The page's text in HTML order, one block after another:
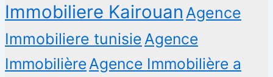
Immobiliere Kairouan Agence
Immobiliere tunisie Agence
Immobilière Agence Immobilière a